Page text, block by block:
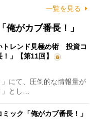
一覧を見る
俺がカブ番長！」
トレンド見極め術 投資コ
」【第11回】
にて、圧倒的な情報量が
」とし…
ック「俺がカブ番長！」